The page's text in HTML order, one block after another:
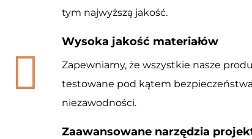
tym najwyższą jakość.
Wysoka jakość materiałów
Zapewniamy, że wszystkie nasze
testowane pod kątem
niezawodności.
Zaawansowane narzędzia